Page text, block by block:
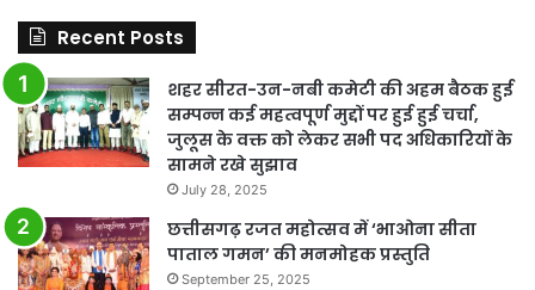
Recent Posts
शहर सीरत-उन-नबी कमेटी की अहम बैठक हुई
सम्पन्न कई महत्वपूर्ण मुद्दों पर हुई हुई चर्चा,
जुलूस के वक्त को लेकर सभी पद अधिकारियों के
सामने रखे सुझाव
July 28, 2025
छत्तीसगढ़ रजत महोत्सव में ‘भाओना सीता
पाताल गमन’ की मनमोहक प्रस्तुति
September 25, 2025